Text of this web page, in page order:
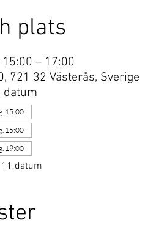
plats
– 17:00
721 32 Västerås, Sverige
datum
15:00
15:00
19:00
datum